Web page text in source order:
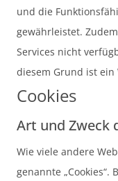
und die
gewährleistet.
Services nicht
diesem Grund ist ein
Cookies
Art und Zweck
Wie viele andere
genannte „Cookies“.